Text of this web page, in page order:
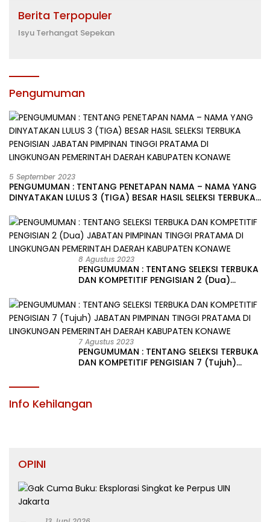
Berita Terpopuler
Isyu Terhangat Sepekan
Pengumuman
5 September 2023
PENGUMUMAN : TENTANG PENETAPAN NAMA – NAMA YANG
DINYATAKAN LULUS 3 (TIGA) BESAR HASIL SELEKSI TERBUKA
LINGKUNGAN PEMERINTAH DAERAH KABUPATEN KONAWE
8 Agustus 2023
PENGUMUMAN : TENTANG SELEKSI TERBUKA
DAN KOMPETITIF PENGISIAN 2 (Dua)
LINGKUNGAN PEMERINTAH DAERAH
KABUPATEN KONAWE
7 Agustus 2023
PENGUMUMAN : TENTANG SELEKSI TERBUKA
DAN KOMPETITIF PENGISIAN 7 (Tujuh)
Info Kehilangan
OPINI